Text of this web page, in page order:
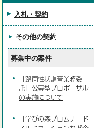
入札・契約
その他の契約
募集中の案件
「路面性状調査業務委
託」公募型プロポーザル
の実施について
「学びの森プロムナード